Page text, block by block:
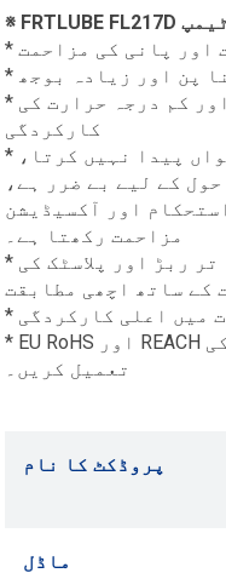
اور پانی کی مزاحمت
پن اور زیادہ بوجھ
* بہترین آکسیکرن مزاحمت؛ بہترین اعلی اور کم درجہ حرارت کی
کارکردگی
* مواد کو خراب نہیں کرتا، تیل کا دھواں پیدا نہیں کرتا،
کے لیے بے ضرر ہے،
اور آکسیڈیشن
مزاحمت رکھتا ہے۔
* بہترین مکینیکل استحکام؛ زیادہ تر ربڑ اور پلاسٹک کی
کے ساتھ اچھی مطابقت
میں اعلی کارکردگی
* EU RoHS اور REACH کی ضروریات کے لیے درکار معیارات کی
تعمیل کریں۔
پروڈکٹ کا نام
ماڈل